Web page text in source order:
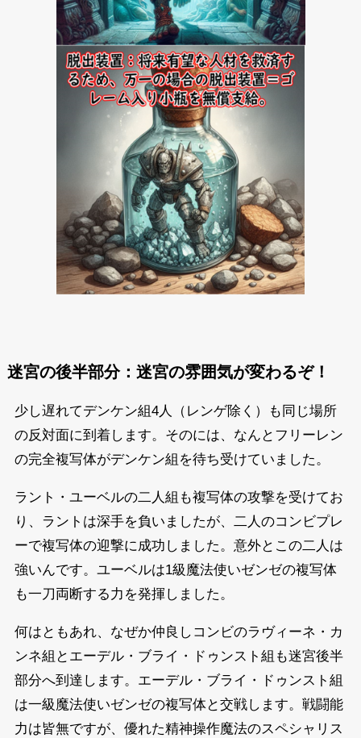
迷宮の後半部分：迷宮の雰囲気が変わるぞ！
少し遅れてデンケン組4人（レンゲ除く）も同じ場所
の反対面に到着します。そのには、なんとフリーレン
の完全複写体がデンケン組を待ち受けていました。
ラント・ユーベルの二人組も複写体の攻撃を受けてお
り、ラントは深手を負いましたが、二人のコンビプレ
ーで複写体の迎撃に成功しました。意外とこの二人は
強いんです。ユーベルは1級魔法使いゼンゼの複写体
も一刀両断する力を発揮しました。
何はともあれ、なぜか仲良しコンビのラヴィーネ・カ
ンネ組とエーデル・ブライ・ドゥンスト組も迷宮後半
部分へ到達します。エーデル・ブライ・ドゥンスト組
は一級魔法使いゼンゼの複写体と交戦します。戦闘能
力は皆無ですが、優れた精神操作魔法のスペシャリス